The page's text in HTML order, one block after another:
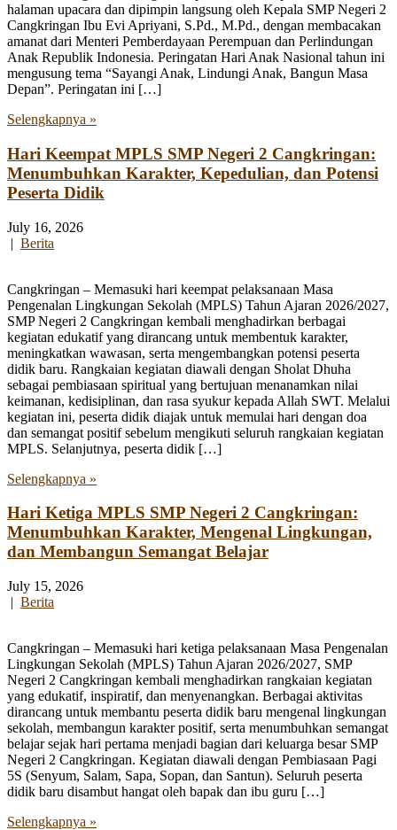
halaman upacara dan dipimpin langsung oleh Kepala SMP Negeri 2
Cangkringan Ibu Evi Apriyani, S.Pd., M.Pd., dengan membacakan
amanat dari Menteri Pemberdayaan Perempuan dan Perlindungan
Anak Republik Indonesia. Peringatan Hari Anak Nasional tahun ini
mengusung tema “Sayangi Anak, Lindungi Anak, Bangun Masa
Depan”. Peringatan ini […]
Selengkapnya »
Hari Keempat MPLS SMP Negeri 2 Cangkringan:
Menumbuhkan Karakter, Kepedulian, dan Potensi
Peserta Didik
July 16, 2026
| Berita
Cangkringan – Memasuki hari keempat pelaksanaan Masa
Pengenalan Lingkungan Sekolah (MPLS) Tahun Ajaran 2026/2027,
SMP Negeri 2 Cangkringan kembali menghadirkan berbagai
kegiatan edukatif yang dirancang untuk membentuk karakter,
meningkatkan wawasan, serta mengembangkan potensi peserta
didik baru. Rangkaian kegiatan diawali dengan Sholat Dhuha
sebagai pembiasaan spiritual yang bertujuan menanamkan nilai
keimanan, kedisiplinan, dan rasa syukur kepada Allah SWT. Melalui
kegiatan ini, peserta didik diajak untuk memulai hari dengan doa
dan semangat positif sebelum mengikuti seluruh rangkaian kegiatan
MPLS. Selanjutnya, peserta didik […]
Selengkapnya »
Hari Ketiga MPLS SMP Negeri 2 Cangkringan:
Menumbuhkan Karakter, Mengenal Lingkungan,
dan Membangun Semangat Belajar
July 15, 2026
| Berita
Cangkringan – Memasuki hari ketiga pelaksanaan Masa Pengenalan
Lingkungan Sekolah (MPLS) Tahun Ajaran 2026/2027, SMP
Negeri 2 Cangkringan kembali menghadirkan rangkaian kegiatan
yang edukatif, inspiratif, dan menyenangkan. Berbagai aktivitas
dirancang untuk membantu peserta didik baru mengenal lingkungan
sekolah, membangun karakter positif, serta menumbuhkan semangat
belajar sejak hari pertama menjadi bagian dari keluarga besar SMP
Negeri 2 Cangkringan. Kegiatan diawali dengan Pembiasaan Pagi
5S (Senyum, Salam, Sapa, Sopan, dan Santun). Seluruh peserta
didik baru disambut hangat oleh bapak dan ibu guru […]
Selengkapnya »